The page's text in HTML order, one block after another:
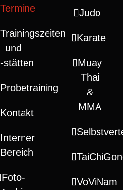
Termine
Trainingszeiten
und
‑stätten
Probetraining
Kontakt
Interner
Bereich
Foto-
Judo
Karate
Muay
Thai
&
MMA
VoViNam